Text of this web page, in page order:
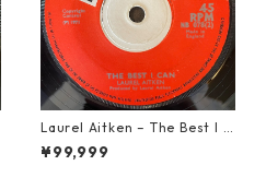
Laurel Aitken ‎– The Best I C
an【7-22012】
¥99,999